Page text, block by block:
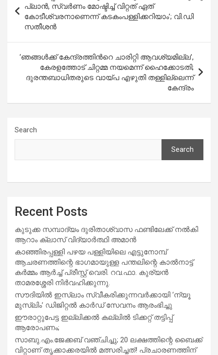
navigation
പ്ലാൻ, സ്വർണം മോഷ്ടിച്ച് വിറ്റത് ഏത്
കോടീശ്വരനാണെന്ന് കടകംപള്ളിക്കറിയാം’; വി.ഡി
സതീശൻ
‘ഞങ്ങൾക്ക് കേന്ദ്രത്തിന്‍റെ ചാരിറ്റി ആവശ്യമില്ല’,
കേരളത്തോട് ചിറ്റമ്മ നയമെന്ന് ഹൈക്കോടതി;
ദുരന്തബാധിതരുടെ വായ്പ എഴുതി തള്ളില്ലെന്ന്
കേന്ദ്രം
Search
Search
Recent Posts
കുടുക്ക സമ്പാദ്യം ദുരിതാശ്വാസ ഫണ്ടിലേക്ക് നൽകി
ആറാം ക്ലാസ് വിദ്യാർത്ഥി അമാൻ
കാഞ്ഞിരപ്പള്ളി പഴയ പള്ളിയിലെ എട്ടുനോമ്പ്
ആചരണത്തിന്റെ ഭാഗമായുള്ള പന്തലിന്റെ കാൽനാട്ട്
കർമ്മം ആർച്ച് പ്രീസ്റ്റ് വെരി. റവ.ഫാ. കുര്യൻ
താമരശ്ശേരി നിർവഹിക്കുന്നു.
സൗദിയില്‍ ഇസ്‌ലാം സ്വീകരിക്കുന്നവര്‍ക്കായി ‘ന്യൂ
മുസ്ലിം’ ഡിജിറ്റല്‍ കാര്‍ഡ് സേവനം ആരംഭിച്ചു
ഈരാറ്റുപേട്ട ഇല്ലിക്കൽ കല്ലിൽ ടിക്കറ്റ് തട്ടിപ്പ്
ആരോപണം;
സാബു.എം.ജേക്കബ് വഞ്ചിച്ചു; 20 ലക്ഷത്തിന്റെ ബൈക്ക്
വിറ്റാണ് തൃക്കാക്കരയില്‍ മത്സരിച്ചത്! പ്രചാരണത്തിന്